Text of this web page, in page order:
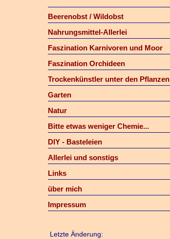
Beerenobst / Wildobst
Nahrungsmittel-Allerlei
Faszination Karnivoren und Moor
Faszination Orchideen
Trockenkünstler unter den Pflanzen
Garten
Natur
Bitte etwas weniger Chemie...
DIY - Basteleien
Allerlei und sonstigs
Links
über mich
Impressum
Letzte Änderung: